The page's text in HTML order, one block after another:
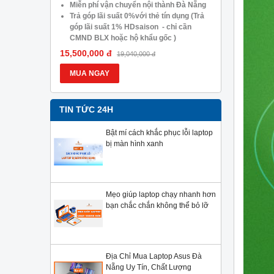
Miễn phí vận chuyển nội thành Đà Nẵng
Trả góp lãi suất 0%với thẻ tín dụng (Trả
góp lãi suất 1% HDsaison - chỉ cần
CMND BLX hoặc hộ khẩu gốc )
Giảm 20%khi nâng cấp Ram-SSD
Giảm giá trực tiếp đối với khách hàng ở
xa, HSSV . Săn 10.000 Voucher Giảm
Giá 500.000đ
15,500,000 đ 19,040,000 đ
MUA NGAY
Giảm
xa,
TIN TỨC 24H
Bật mí cách khắc phục lỗi laptop
bị màn hình xanh
Mẹo giúp laptop chạy nhanh hơn
bạn chắc chắn không thể bỏ lỡ
Địa Chỉ Mua Laptop Asus Đà
Nẵng Uy Tín, Chất Lượng